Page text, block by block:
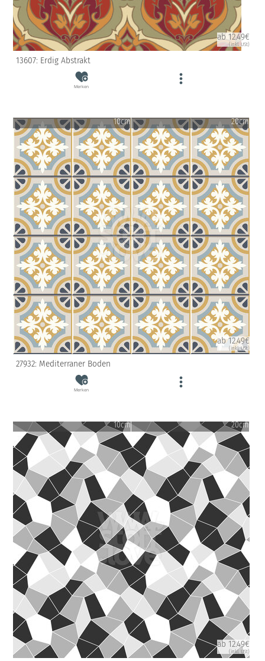
ab 12.49€
(inkl. USt)
13607: Erdig Abstrakt
Merken
10cm 20cm
ab 12.49€
(inkl. USt)
27932: Mediterraner Boden
Merken
10cm 20cm
ab 12.49€
(inkl. USt)